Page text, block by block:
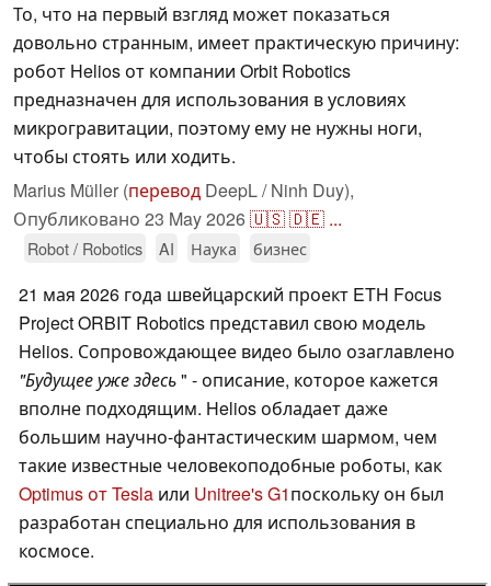
То, что на первый взгляд может показаться
довольно странным, имеет практическую причину:
робот Helios от компании Orbit Robotics
предназначен для использования в условиях
микрогравитации, поэтому ему не нужны ноги,
чтобы стоять или ходить.
Marius Müller (перевод DeepL / Ninh Duy),
Опубликовано 23 May 2026🇺🇸🇩🇪 ...
Robot / Robotics AI Наука бизнес
21 мая 2026 года швейцарский проект ETH Focus
Project ORBIT Robotics представил свою модель
Helios. Сопровождающее видео было озаглавлено
"Будущее уже здесь" - описание, которое кажется
вполне подходящим. Helios обладает даже
большим научно-фантастическим шармом, чем
такие известные человекоподобные роботы, как
Optimus от Tesla или Unitree's G1поскольку он был
разработан специально для использования в
космосе.